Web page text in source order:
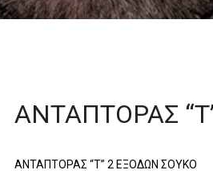
ΑΝΤΑΠΤΟΡΑΣ
ΑΝΤΑΠΤΟΡΑΣ “Τ” 2 ΕΞΟΔΩΝ ΣΟΥΚΟ